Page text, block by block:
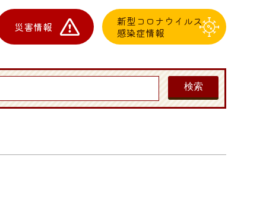
災害情報
新型コロナウイルス
感染症情報